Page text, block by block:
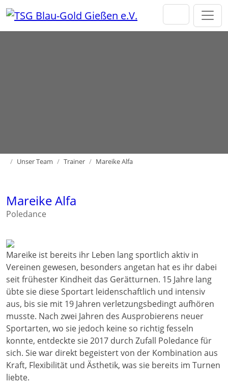
Direkt zur Hauptnavigation springen
Direkt zum Inhalt springen
HomeUnser Team Trainer Mareike Alfa
Mareike Alfa
Poledance
Mareike ist bereits ihr Leben lang sportlich aktiv in
Vereinen gewesen, besonders angetan hat es ihr dabei
seit frühester Kindheit das Gerätturnen. 15 Jahre lang
übte sie diese Sportart leidenschaftlich und intensiv
aus, bis sie mit 19 Jahren verletzungsbedingt aufhören
musste. Nach zwei Jahren des Ausprobierens neuer
Sportarten, wo sie jedoch keine so richtig fesseln
konnte, entdeckte sie 2017 durch Zufall Poledance für
sich. Sie war direkt begeistert von der Kombination aus
Kraft, Flexibilität und Ästhetik, was sie bereits im Turnen
liebte.